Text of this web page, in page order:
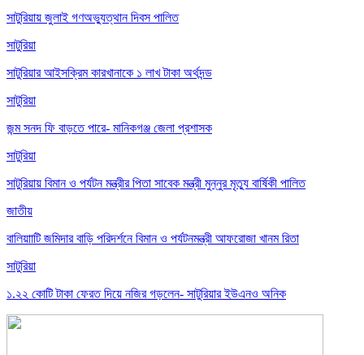
সাটুরিয়ায় জুলাই গণঅভ্যুত্থান দিবস পালিত
সাটুরিয়া
সাটুরিয়ার আইসক্রিম কারখানাকে ১ লাখ টাকা অর্থদন্ড
সাটুরিয়া
জন্ম সনদ ফি বাড়তে পারে- মানিকগঞ্জ জেলা প্রশাসক
সাটুরিয়া
সাটুরিয়ায় বিমান ও পর্যটন মন্ত্রীর পিতা সাবেক মন্ত্রী মুন্নুর মৃত্যু বার্ষিকী পালিত
জাতীয়
বালিয়াাটি জমিদার বাড়ি পরিদর্শনে বিমান ও পর্যটনমন্ত্রী আফরোজা খানম রিতা
সাটুরিয়া
১.২২ কোটি টাকা ফেরত দিয়ে নজির গড়লেন- সাটুরিয়ার ইউএনও অনিক